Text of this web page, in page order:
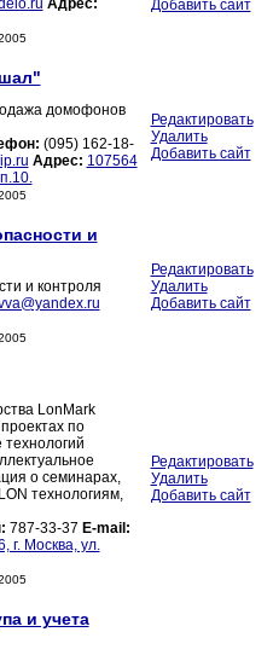
Адрес:
Добавить сайт
домофонов
(095) 162-18-
Адрес: 107564
Редактировать
Удалить
Добавить сайт
и
и контроля
Редактировать
Удалить
Добавить сайт
LonMark
по
о семинарах,
технологиям,
787-33-37 E-mail:
г. Москва, ул.
Редактировать
Удалить
Добавить сайт
и учета